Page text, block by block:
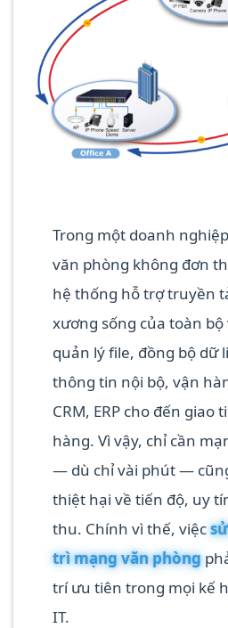
Trong một doanh
văn phòng không đơn
hệ thống hỗ trợ truyền
xương sống của toàn
quản lý file, đồng bộ dữ
thông tin nội bộ, vận
CRM, ERP cho đến giao
hàng. Vì vậy, chỉ cần
— dù chỉ vài phút —
thiệt hại về tiến độ, uy
thu. Chính vì thế, việc
trì mạng văn phòng
trí ưu tiên trong mọi kế
IT.